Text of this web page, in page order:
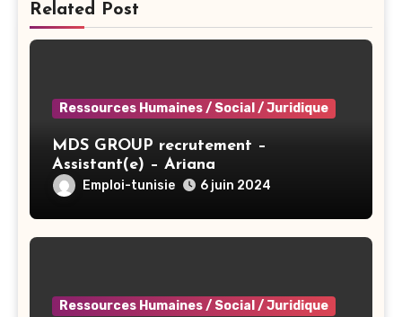
Related Post
Ressources Humaines / Social / Juridique
MDS GROUP recrutement –
Assistant(e) – Ariana
Emploi-tunisie 6 juin 2024
Ressources Humaines / Social / Juridique